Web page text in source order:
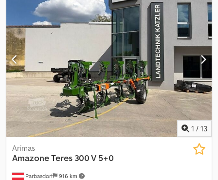
1 / 13
Parbasdorf 916 km
Arimas
AmazoneTeres 300 V 5+0